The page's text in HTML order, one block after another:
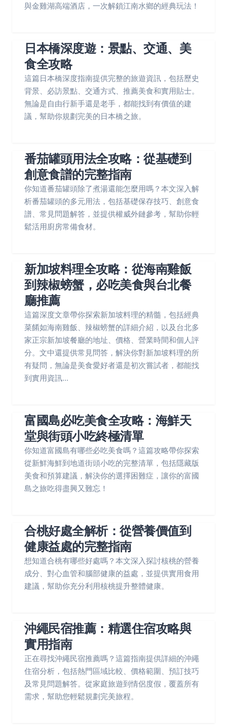
與金雞湖高端酒店，一次解鎖江南水鄉的經典玩法！
日本橋深度遊：景點、交通、美
食全攻略
這篇日本橋深度指南提供完整的旅遊資訊，包括歷史
背景、必訪景點、交通方式、推薦美食和實用貼士。
無論是自由行新手還是老手，都能找到有價值的建
議，幫助你規劃完美的日本橋之旅。
番茄罐頭用法全攻略：從基礎到
創意食譜的完整指南
你知道番茄罐頭除了煮湯還能怎麼用嗎？本文深入解
析番茄罐頭的多元用法，包括基礎保存技巧、創意食
譜、常見問題解答，並提供權威外鏈參考，幫助你輕
鬆活用廚房常備食材。
新加坡料理全攻略：從海南雞飯
到辣椒螃蟹，必吃美食與台北餐
廳推薦
這篇深度文章帶你探索新加坡料理的精髓，包括經典
菜餚如海南雞飯、辣椒螃蟹的詳細介紹，以及台北多
家正宗新加坡餐廳的地址、價格、營業時間和個人評
分。文中還提供常見問答，解決你對新加坡料理的所
有疑問，無論是美食愛好者還是初次嘗試者，都能找
到實用資訊...
富國島必吃美食全攻略：海鮮天
堂與街頭小吃終極清單
你知道富國島有哪些必吃美食嗎？這篇攻略帶你探索
從新鮮海鮮到地道街頭小吃的完整清單，包括隱藏版
美食和預算建議，解決你的選擇困難症，讓你的富國
島之旅吃得盡興又難忘！
合桃好處全解析：從營養價值到
健康益處的完整指南
想知道合桃有哪些好處嗎？本文深入探討核桃的營養
成分、對心血管和腦部健康的益處，並提供實用食用
建議，幫助你充分利用核桃提升整體健康。
沖繩民宿推薦：精選住宿攻略與
實用指南
正在尋找沖繩民宿推薦嗎？這篇指南提供詳細的沖繩
住宿分析，包括熱門區域比較、價格範圍、預訂技巧
及常見問題解答。從家庭旅遊到情侶度假，覆蓋所有
需求，幫助您輕鬆規劃完美旅程。